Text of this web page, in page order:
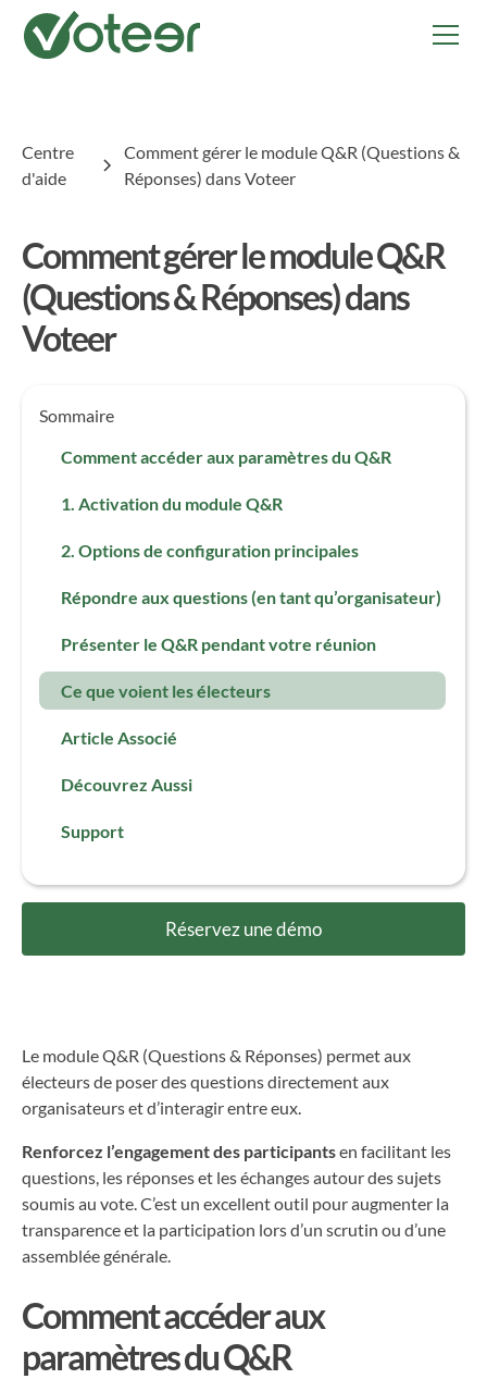
Centre
d'aide
Comment gérer le module Q&R (Questions &
Réponses) dans Voteer
Comment gérer le module Q&R
(Questions & Réponses) dans
Voteer
Sommaire
Comment accéder aux paramètres du Q&R
1. Activation du module Q&R
2. Options de configuration principales
Répondre aux questions (en tant qu’organisateur)
Présenter le Q&R pendant votre réunion
Ce que voient les électeurs
Article Associé
Découvrez Aussi
Support
Réservez une démo
Le module Q&R (Questions & Réponses) permet aux
électeurs de poser des questions directement aux
organisateurs et d’interagir entre eux.
Renforcez l’engagement des participantsen facilitant les
questions, les réponses et les échanges autour des sujets
soumis au vote. C’est un excellent outil pour augmenter la
transparence et la participation lors d’un scrutin ou d’une
assemblée générale.
Comment accéder aux
paramètres du Q&R